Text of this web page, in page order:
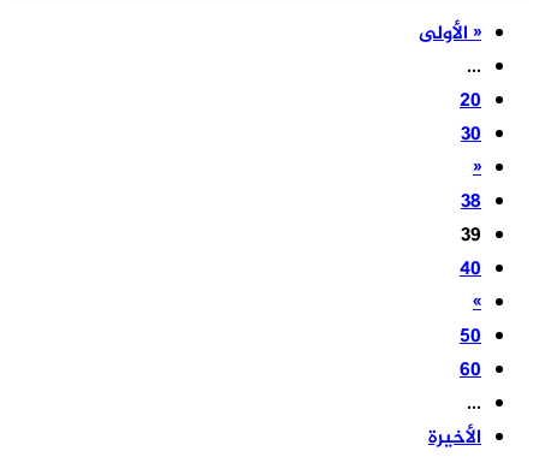
« الأولى
...
20
30
«
38
39
40
»
50
60
...
الأخيرة